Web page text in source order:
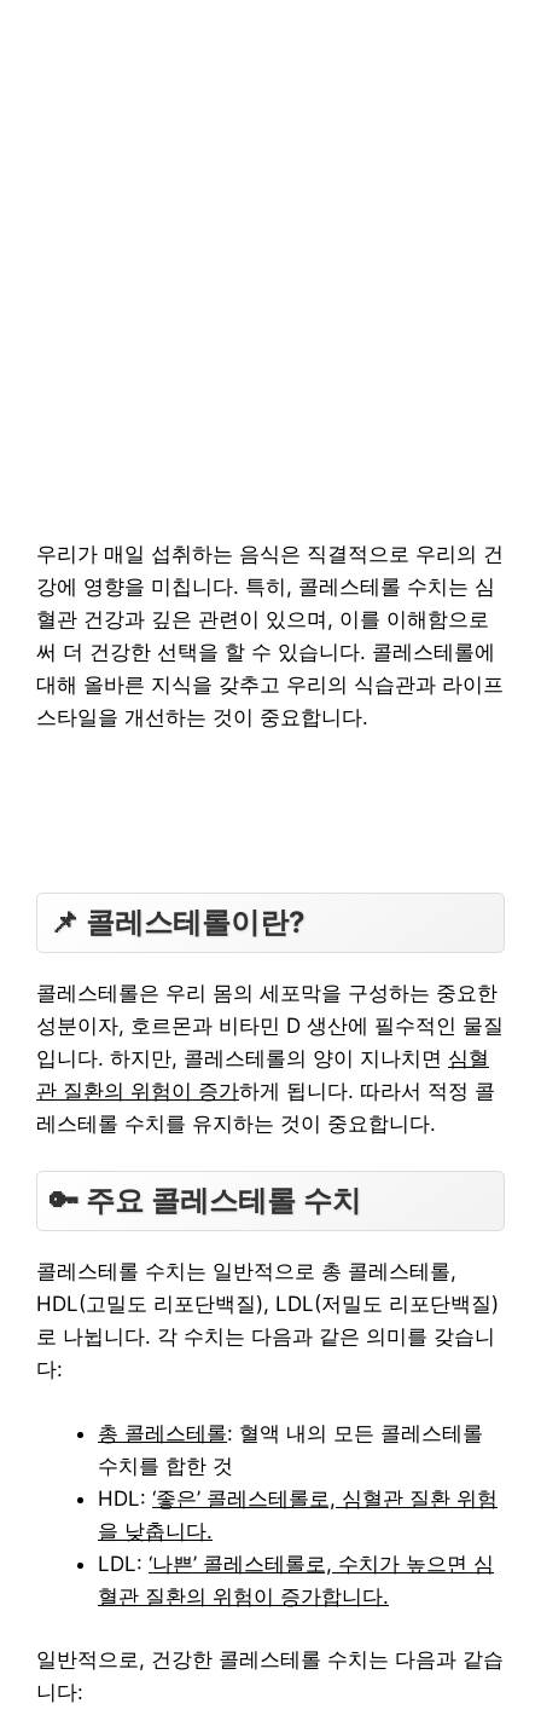
우리가 매일 섭취하는 음식은 직결적으로 우리의 건
강에 영향을 미칩니다. 특히, 콜레스테롤 수치는 심
혈관 건강과 깊은 관련이 있으며, 이를 이해함으로
써 더 건강한 선택을 할 수 있습니다. 콜레스테롤에
대해 올바른 지식을 갖추고 우리의 식습관과 라이프
스타일을 개선하는 것이 중요합니다.
📌 콜레스테롤이란?
콜레스테롤은 우리 몸의 세포막을 구성하는 중요한
성분이자, 호르몬과 비타민 D 생산에 필수적인 물질
입니다. 하지만, 콜레스테롤의 양이 지나치면 심혈
관 질환의 위험이 증가하게 됩니다. 따라서 적정 콜
레스테롤 수치를 유지하는 것이 중요합니다.
🔑 주요 콜레스테롤 수치
콜레스테롤 수치는 일반적으로 총 콜레스테롤,
HDL(고밀도 리포단백질), LDL(저밀도 리포단백질)
로 나뉩니다. 각 수치는 다음과 같은 의미를 갖습니
다:
총 콜레스테롤: 혈액 내의 모든 콜레스테롤
수치를 합한 것
HDL: ‘좋은’ 콜레스테롤로, 심혈관 질환 위험
을 낮춥니다.
LDL: ‘나쁜’ 콜레스테롤로, 수치가 높으면 심
혈관 질환의 위험이 증가합니다.
일반적으로, 건강한 콜레스테롤 수치는 다음과 같습
니다: